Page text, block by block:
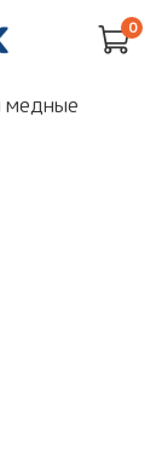
0
медные